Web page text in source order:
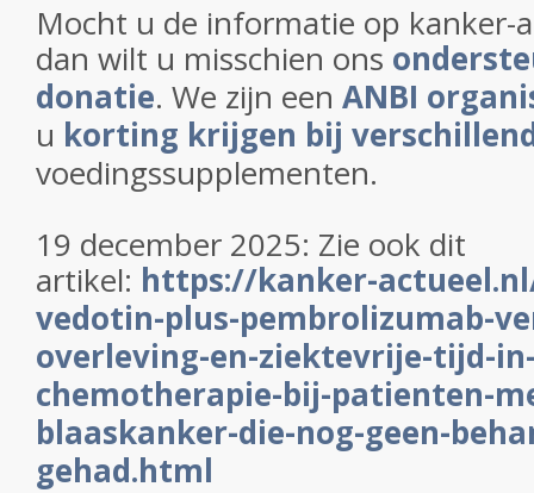
Mocht u de informatie op kanker-
dan wilt u misschien ons
donatie. We zijn een ANBI
u korting krijgen bij
voedingssupplementen.
19 december 2025: Zie ook dit
artikel: https://kanker-
vedotin-plus-pembrolizumab-
overleving-en-ziektevrije-tijd-
chemotherapie-bij-patienten-
blaaskanker-die-nog-geen-
gehad.html